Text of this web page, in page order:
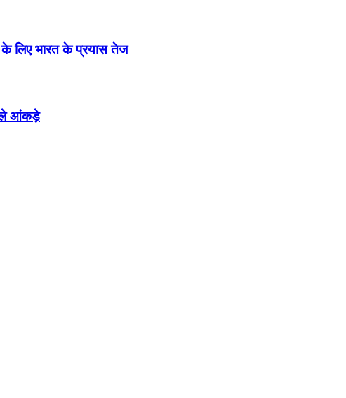
के लिए भारत के प्रयास तेज
आंकड़े